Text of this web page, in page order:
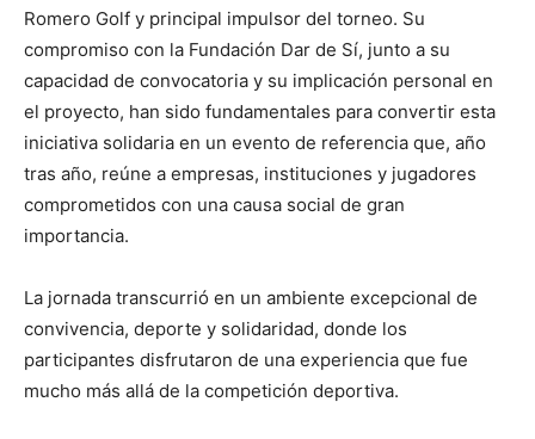
Romero Golf y principal impulsor del torneo. Su
compromiso con la Fundación Dar de Sí, junto a su
capacidad de convocatoria y su implicación personal en
el proyecto, han sido fundamentales para convertir esta
iniciativa solidaria en un evento de referencia que, año
tras año, reúne a empresas, instituciones y jugadores
comprometidos con una causa social de gran
importancia.
La jornada transcurrió en un ambiente excepcional de
convivencia, deporte y solidaridad, donde los
participantes disfrutaron de una experiencia que fue
mucho más allá de la competición deportiva.